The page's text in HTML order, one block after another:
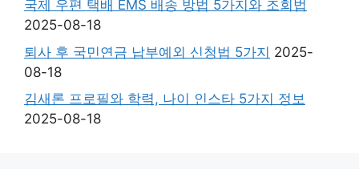
국제 우편 택배 EMS 배송 방법 5가지와 조회법
2025-08-18
퇴사 후 국민연금 납부예외 신청법 5가지 2025-
08-18
김새론 프로필와 학력, 나이 인스타 5가지 정보
2025-08-18